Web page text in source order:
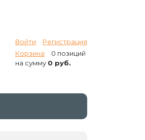
Войти
Регистрация
Корзина
0 позиций
на сумму 0 руб.